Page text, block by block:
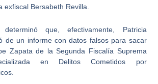
exfiscal Bersabeth Revilla
determinó que, efectivamente, Patricia
de un informe con datos falsos para sacar
Zapatade laSegunda Fiscalía Suprema
en Delitos Cometidos por
.